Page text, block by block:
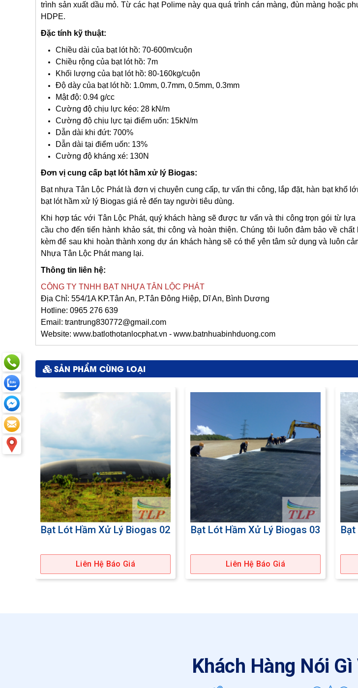
trình sản xuất dầu mỏ. Từ các hạt Polime này qua quá trình cán màng, đùn màng hoặc
HDPE.
Đặc tính kỹ thuật:
Chiều dài của bạt lót hồ: 70-600m/cuộn
Chiều rộng của bạt lót hồ: 7m
Khối lượng của bạt lót hồ: 80-160kg/cuộn
Độ dày của bạt lót hồ: 1.0mm, 0.7mm, 0.5mm, 0.3mm
Mật độ: 0.94 g/cc
Cường độ chịu lực kéo: 28 kN/m
Cường độ chịu lực tại điểm uốn: 15kN/m
Dẫn dài khi đứt: 700%
Dẫn dài tại điểm uốn: 13%
Cường độ kháng xé: 130N
Đơn vị cung cấp bạt lót hầm xử lý Biogas:
Bạt nhựa Tân Lộc Phát là đơn vị chuyên cung cấp, tư vấn thi công, lắp đặt, hàn bạt khổ
bạt lót hầm xử lý Biogas giá rẻ đến tay người tiêu dùng.
Khi hợp tác với Tân Lộc Phát, quý khách hàng sẽ được tư vấn và thi công trọn gói từ
cầu cho đến tiến hành khảo sát, thi công và hoàn thiện. Chúng tôi luôn đảm bảo về
kèm để sau khi hoàn thành xong dự án khách hàng sẽ có thể yên tâm sử dụng và luôn
Nhựa Tân Lộc Phát mang lại.
Thông tin liên hệ:
CÔNG TY TNHH BẠT NHỰA TÂN LỘC PHÁT
Địa Chỉ: 554/1A KP.Tân An, P.Tân Đông Hiệp, Dĩ An, Bình Dương
Hotline: 0965 276 639
Email: trantrung830772@gmail.com
Website: www.batlothotanlocphat.vn - www.batnhuabinhduong.com
SẢN PHẨM CÙNG LOẠI
Bạt Lót Hầm Xử Lý Biogas 02
Liên Hệ Báo Giá
Bạt Lót Hầm Xử Lý Biogas 03
Liên Hệ Báo Giá
Khách Hàng Nói Gì